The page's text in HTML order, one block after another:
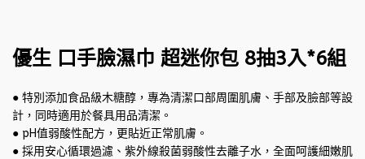
優生 口手臉濕巾 超迷你包 8抽3入*6組
● 特別添加食品級木糖醇，專為清潔口部周圍肌膚、手部及臉部等設
計，同時適用於餐具用品清潔。
● pH值弱酸性配方，更貼近正常肌膚。
● 採用安心循環過濾、紫外線殺菌弱酸性去離子水，全面呵護細嫩肌